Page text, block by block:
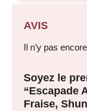
AVIS
Il n’y pas
Soyez le
“Escapade
Fraise,